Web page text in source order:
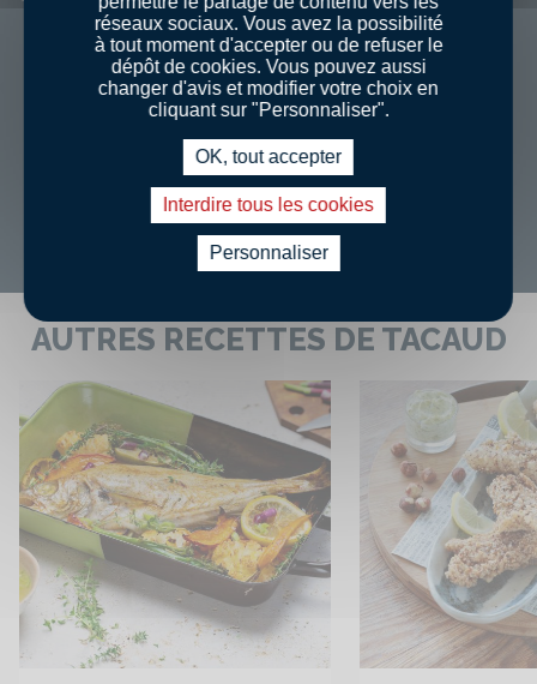
Manche et Mers Celtiques
Prix €€€
Découvrir
AUTRES RECETTES DE TACAUD
réseaux sociaux. Vous avez la possibilité
à tout moment d'accepter ou de refuser le
dépôt de cookies. Vous pouvez aussi
changer d'avis et modifier votre choix en
cliquant sur "Personnaliser".
OK, tout accepter
Interdire tous les cookies
Personnaliser